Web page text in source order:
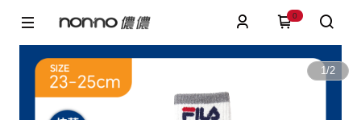
0
1/2